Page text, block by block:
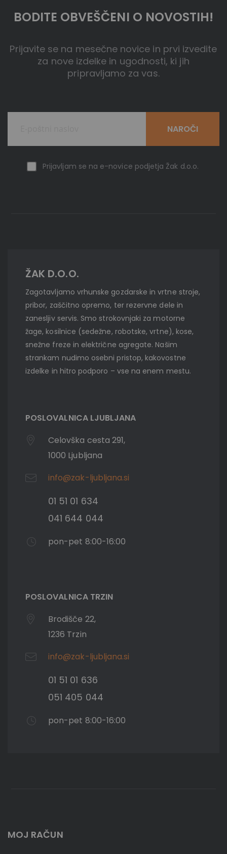
BODITE OBVEŠČENI O NOVOSTIH!
Prijavite se na mesečne novice in prvi izvedite
za nove izdelke in ugodnosti, ki jih
pripravljamo za vas.
Prijavljam se na e-novice podjetja Žak d.o.o.
NAROČI
ŽAK D.O.O.
Zagotavljamo vrhunske gozdarske in vrtne stroje,
pribor, zaščitno opremo, ter rezervne dele in
zanesljiv servis. Smo strokovnjaki za motorne
žage, kosilnice (sedežne, robotske, vrtne), kose,
snežne freze in električne agregate. Našim
strankam nudimo osebni pristop, kakovostne
izdelke in hitro podporo – vse na enem mestu.
POSLOVALNICA LJUBLJANA
Celovška cesta 291,
1000 Ljubljana
info@zak-ljubljana.si
01 51 01 634
041 644 044
pon-pet 8:00-16:00
POSLOVALNICA TRZIN
Brodišče 22,
1236 Trzin
info@zak-ljubljana.si
01 51 01 636
051 405 044
pon-pet 8:00-16:00
MOJ RAČUN